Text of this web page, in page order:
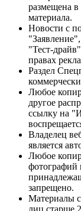
размещена в
материала.
Новости с
"Тест-
правах
Раздел
Любое
другое
ссылку на
Владелец
является
Любое
фотографий
запрещено.
Материалы
лиц старше